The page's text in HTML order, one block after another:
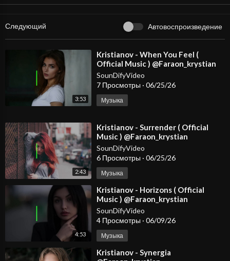
Следующий Автовоспроизведение
3:53
⁣Kristianov - When You Feel (
Official Music ) @Faraon_krystian
#dancemusic2026 #spotify #djmix
SounDifyVideo
7 Просмотры · 06/25/26
Музыка
2:43
⁣Kristianov - Surrender ( Official
Music ) @Faraon_krystian
#dancemusic2026 #spotify #djmix
SounDifyVideo
6 Просмотры · 06/25/26
Музыка
4:53
⁣Kristianov - Horizons ( Official
Music ) @Faraon_krystian
SounDifyVideo
4 Просмотры · 06/09/26
Музыка
⁣Kristianov - Synergia